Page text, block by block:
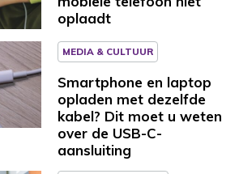
oplaadt
MEDIA & CULTUUR
Smartphone en laptop
opladen met dezelfde
kabel? Dit moet u weten
over de USB-C-
aansluiting